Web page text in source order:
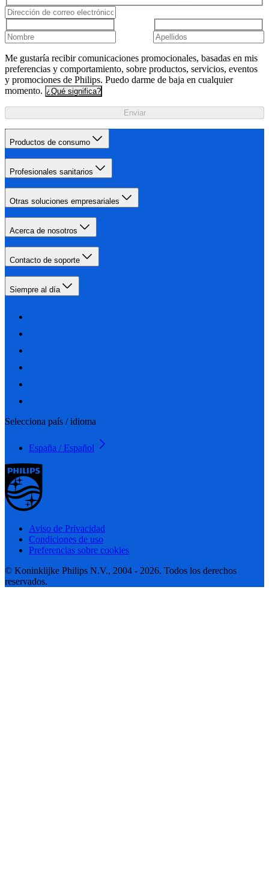
Me gustaría recibir comunicaciones promocionales, basadas en mis
preferencias y comportamiento, sobre productos, servicios, eventos
y promociones de Philips. Puedo darme de baja en cualquier
momento. ¿Qué significa?
Enviar
Productos de consumo
Profesionales sanitarios
Otras soluciones empresariales
Acerca de nosotros
Contacto de soporte
Siempre al día
Selecciona país / idioma
España / Español
Aviso de Privacidad
Condiciones de uso
Preferencias sobre cookies
© Koninklijke Philips N.V., 2004 - 2026. Todos los derechos
reservados.